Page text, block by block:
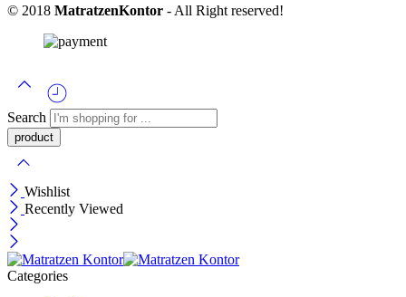
© 2018 MatratzenKontor - All Right reserved!
Search
Wishlist
Recently Viewed
Categories